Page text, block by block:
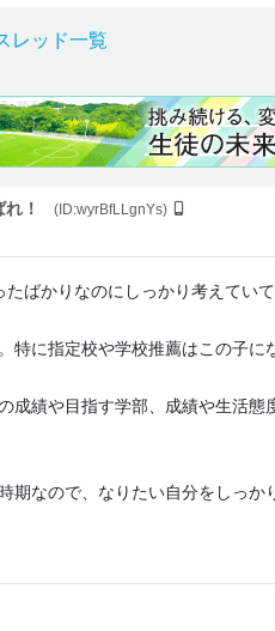
レッド一覧
！
(ID:wyrBfLLgnYs)
ばかりなのにしっかり考えていて
特に指定校や学校推薦はこの子に
成績や目指す学部、成績や生活態
期なので、なりたい自分をしっか